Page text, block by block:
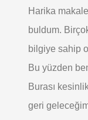
Harika
buldum.
bilgiye sahip
Bu yüzden
Burası
geri